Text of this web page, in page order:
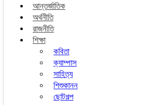
আন্তর্জাতিক
অর্থনীতি
রাজনীতি
শিক্ষা
কবিতা
ক্যাম্পাস
সাহিত্য
শিশুকানন
ছোটগল্প